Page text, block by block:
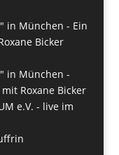
in München - Ein
Bicker
in München -
Roxane Bicker
e.V. - live im